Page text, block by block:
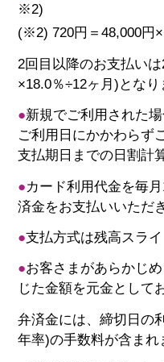
※2)
(※2) 720円＝48,000円
2回目以降のお支払い
×18.0％÷12ヶ月)となり
●新規でご利用された
ご利用日にかかわらず
支払期日までの日割計
●カード利用代金を毎
済金をお支払いいただ
●支払方式は残高スライ
●お客さまがあらかじ
じた金額を元金として
弁済金には、締切日の
年率)の手数料が含まれ